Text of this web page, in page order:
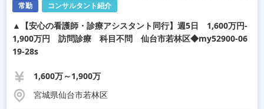
常勤 コンサルタント紹介
▲【安心の看護師・診療アシスタント同行】週5日 1,600万円-
1,900万円 訪問診療 科目不問 仙台市若林区◆my52900-06
19-28s
1,600万～1,900万
宮城県仙台市若林区